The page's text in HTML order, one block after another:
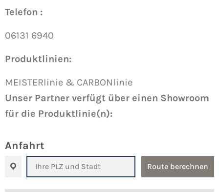
Telefon :
06131 6940
Produktlinien:
MEISTERlinie & CARBONlinie
Unser Partner verfügt über einen Showroom
für die Produktlinie(n):
Anfahrt